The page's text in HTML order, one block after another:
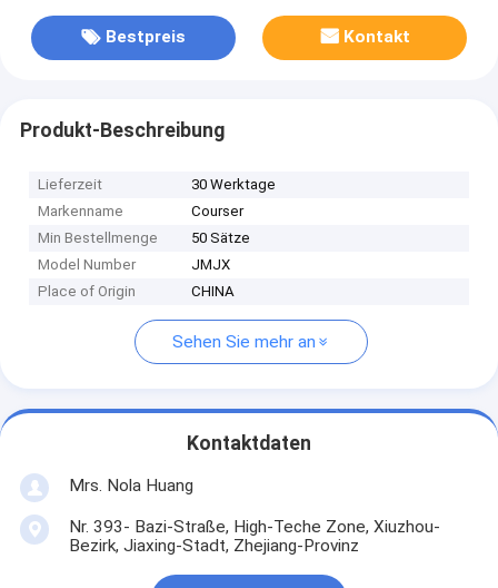
Bestpreis Kontakt
Produkt-Beschreibung
Lieferzeit
30 Werktage
Markenname
Courser
Min Bestellmenge
50 Sätze
Model Number
JMJX
Place of Origin
CHINA
Sehen Sie mehr an
Kontaktdaten
Mrs. Nola Huang
Nr. 393- Bazi-Straße, High-Teche Zone, Xiuzhou-
Bezirk, Jiaxing-Stadt, Zhejiang-Provinz